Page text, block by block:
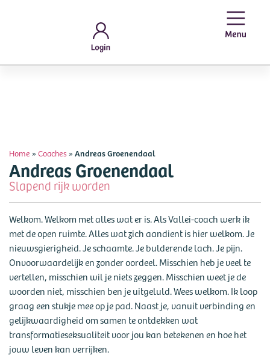
Home » Coaches » Andreas Groenendaal
Andreas Groenendaal
Slapend rijk worden
Welkom. Welkom met alles wat er is. Als Vallei-coach werk ik
met de open ruimte. Alles wat zich aandient is hier welkom. Je
nieuwsgierigheid. Je schaamte. Je bulderende lach. Je pijn.
Onvoorwaardelijk en zonder oordeel. Misschien heb je veel te
vertellen, misschien wil je niets zeggen. Misschien weet je de
woorden niet, misschien ben je uitgeluld. Wees welkom. Ik loop
graag een stukje mee op je pad. Naast je, vanuit verbinding en
gelijkwaardigheid om samen te ontdekken wat
transformatieseksualiteit voor jou kan betekenen en hoe het
jouw leven kan verrijken.